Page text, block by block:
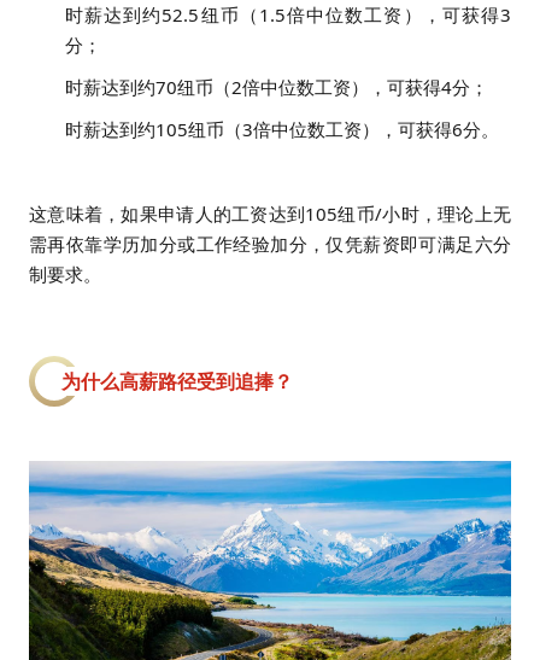
时薪达到约52.5纽币（1.5倍中位数工资），可获得3
分；
时薪达到约70纽币（2倍中位数工资），可获得4分；
时薪达到约105纽币（3倍中位数工资），可获得6分。
这意味着，如果申请人的工资达到105纽币/小时，理论上无
需再依靠学历加分或工作经验加分，仅凭薪资即可满足六分
制要求。
为什么高薪路径受到追捧？